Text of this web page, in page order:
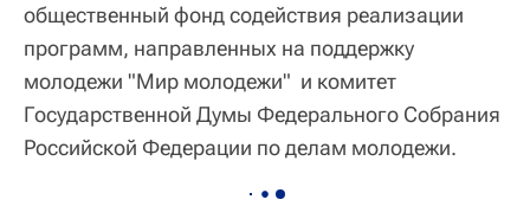
общественный фонд содействия реализации
программ, направленных на поддержку
молодежи "Мир молодежи" и комитет
Государственной Думы Федерального Собрания
Российской Федерации по делам молодежи.